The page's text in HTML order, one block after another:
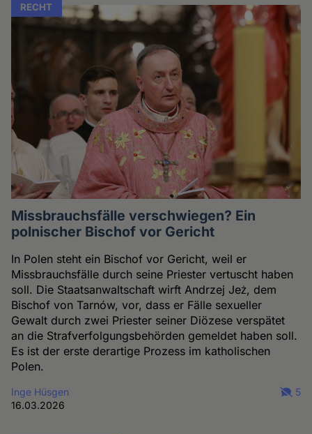
RECHT
Missbrauchsfälle verschwiegen? Ein
polnischer Bischof vor Gericht
In Polen steht ein Bischof vor Gericht, weil er
Missbrauchsfälle durch seine Priester vertuscht haben
soll. Die Staatsanwaltschaft wirft Andrzej Jeż, dem
Bischof von Tarnów, vor, dass er Fälle sexueller
Gewalt durch zwei Priester seiner Diözese verspätet
an die Strafverfolgungsbehörden gemeldet haben soll.
Es ist der erste derartige Prozess im katholischen
Polen.
Inge Hüsgen
16.03.2026
5